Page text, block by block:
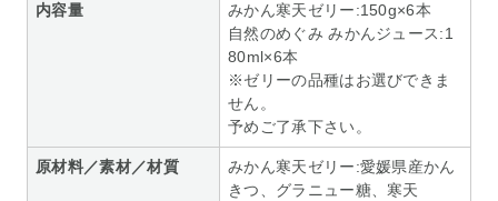
内容量
みかん寒天ゼリー:150g×6本
自然のめぐみ みかんジュース:1
80ml×6本
※ゼリーの品種はお選びできま
せん。
予めご了承下さい。
原材料／素材／材質
みかん寒天ゼリー:愛媛県産かん
きつ、グラニュー糖、寒天